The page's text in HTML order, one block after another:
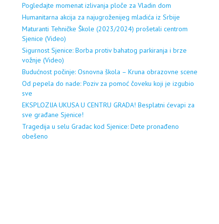
Pogledajte momenat izlivanja ploče za Vladin dom
Humanitarna akcija za najugroženijeg mladića iz Srbije
Maturanti Tehničke Škole (2023/2024) prošetali centrom
Sjenice (Video)
Sigurnost Sjenice: Borba protiv bahatog parkiranja i brze
vožnje (Video)
Budućnost počinje: Osnovna škola – Kruna obrazovne scene
Od pepela do nade: Poziv za pomoć čoveku koji je izgubio
sve
EKSPLOZIJA UKUSA U CENTRU GRADA! Besplatni ćevapi za
sve građane Sjenice!
Tragedija u selu Gradac kod Sjenice: Dete pronađeno
obešeno